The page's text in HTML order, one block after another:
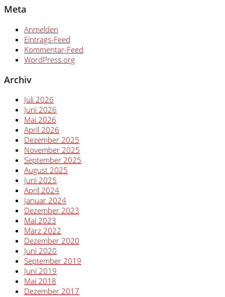
Meta
Anmelden
Eintrags-Feed
Kommentar-Feed
WordPress.org
Archiv
Juli 2026
Juni 2026
Mai 2026
April 2026
Dezember 2025
November 2025
September 2025
August 2025
Juni 2025
April 2024
Januar 2024
Dezember 2023
Mai 2023
März 2022
Dezember 2020
Juni 2020
September 2019
Juni 2019
Mai 2018
Dezember 2017